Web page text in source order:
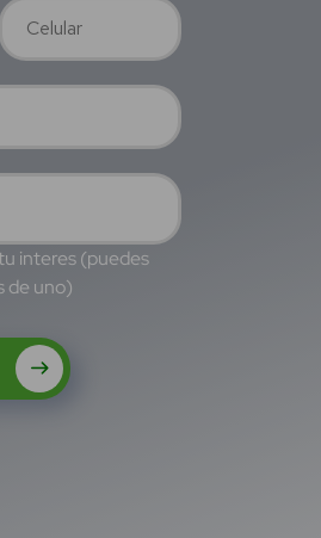
interes (puedes
de uno)